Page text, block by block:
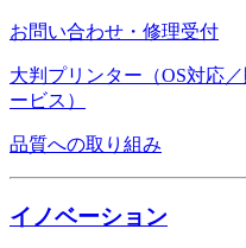
お問い合わせ・修理受付
大判プリンター（OS対応
ービス）
品質への取り組み
イノベーション